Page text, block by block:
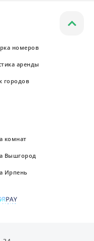
номеров
аренды
городов
комнат
Вышгород
Ирпень